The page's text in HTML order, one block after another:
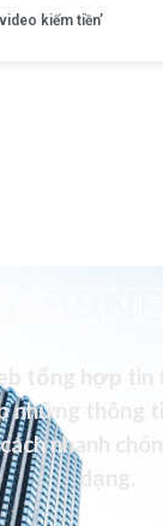
kiếm tiền’
tổng hợp tin
những thông
nhanh
dạng.